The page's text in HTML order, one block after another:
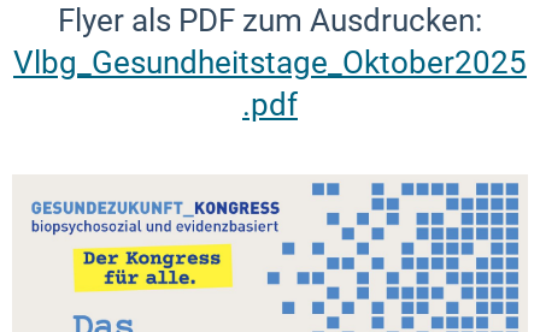
Flyer als PDF zum Ausdrucken:
Vlbg_Gesundheitstage_Oktober2025
.pdf